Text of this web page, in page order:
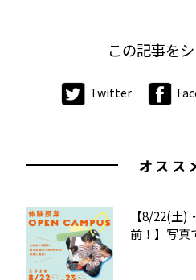
この記事を
Twitter
オスス
【8/22(土
前！】写真